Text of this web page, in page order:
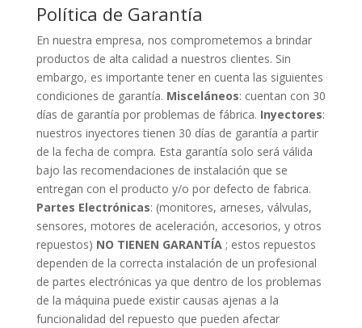
Política de Garantía
En nuestra empresa, nos comprometemos a brindar
productos de alta calidad a nuestros clientes. Sin
embargo, es importante tener en cuenta las siguientes
condiciones de garantía. Misceláneos: cuentan con 30
días de garantía por problemas de fábrica. Inyectores:
nuestros inyectores tienen 30 días de garantía a partir
de la fecha de compra. Esta garantía solo será válida
bajo las recomendaciones de instalación que se
entregan con el producto y/o por defecto de fabrica.
Partes Electrónicas: (monitores, arneses, válvulas,
sensores, motores de aceleración, accesorios, y otros
repuestos) NO TIENEN GARANTÍA; estos repuestos
dependen de la correcta instalación de un profesional
de partes electrónicas ya que dentro de los problemas
de la máquina puede existir causas ajenas a la
funcionalidad del repuesto que pueden afectar